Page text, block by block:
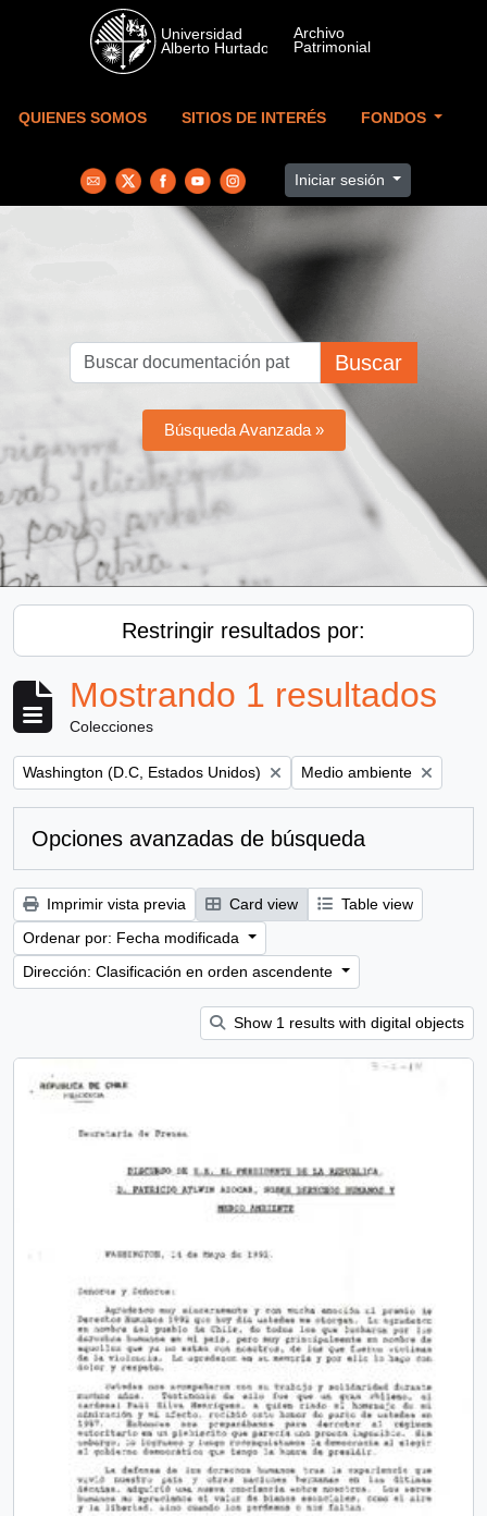
Skip to main content
QUIENES SOMOS SITIOS DE INTERÉS FONDOS
Iniciar sesión
Buscar
Búsqueda Avanzada »
Restringir resultados por:
Mostrando 1 resultados
Colecciones
Remove filter:
Washington (D.C, Estados Unidos) Remove filter:
Medio ambiente
Opciones avanzadas de búsqueda
Imprimir vista previa Card view
Table view
Ordenar por: Fecha modificada
Dirección: Clasificación en orden ascendente
Show 1 results with digital objects